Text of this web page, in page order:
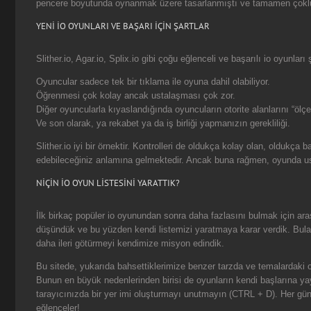
pencere boyutunda oynanmak üzere tasarlanmıştı ve tamamen
YENİ İO OYUNLARI VE BAŞARI İÇİN ŞARTLAR
Slither.io, Agar.io, Splix.io gibi çoğu eğlenceli ve başarılı io
Oyuncular sadece tek bir tıklama ile oyuna dahil olabiliyor.
Öğrenmesi çok kolay ancak ustalaşması çok zor.
Diğer oyuncularla kıyaslandığında oyuncuların otorite alanlarını
Ve son olarak, ya rekabet ya da iş birliği yapmanızın gerekliliği.
Slither.io iyi bir örnektir. Kontrolleri de oldukça kolay olan, oldukça
edebileceğiniz anlamına gelmektedir. Ancak buna rağmen, oyunda
NİÇİN İO OYUN LİSTESİNİ YARATTIK?
İlk birkaç popüler io oyunundan sonra daha fazlasını bulmak için
düşündük ve bu yüzden kendi listemizi yaratmaya karar verdik.
daha ileri götürmeyi kendimize misyon edindik.
Bu sitede, yukarıda bahsettiklerimize benzer tarzda ve
Bunun en büyük nedenlerinden birisi de oyunların kendi başlarına
tarayıcınızda bir yer imi oluşturmayı unutmayın (CTRL + D). Her
eğlenceler!